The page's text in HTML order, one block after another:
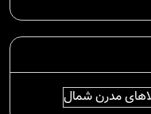
مدرن شمال